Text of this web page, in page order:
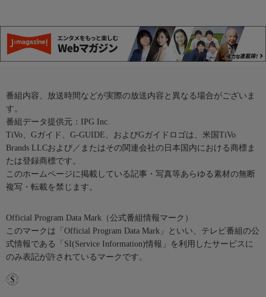
番組内容、放送時間などが実際の放送内容と異なる場合がございま
す。
番組データ提供元：IPG Inc.
TiVo、Gガイド、G-GUIDE、およびGガイドロゴは、米国TiVo
Brands LLCおよび／またはその関連会社の日本国内における商標ま
たは登録商標です。
このホームページに掲載している記事・写真等あらゆる素材の無断
複写・転載を禁じます。
Official Program Data Mark（公式番組情報マーク）
このマークは「Official Program Data Mark」といい、テレビ番組の公
式情報である「SI(Service Information)情報」を利用したサービスに
のみ表記が許されているマークです。